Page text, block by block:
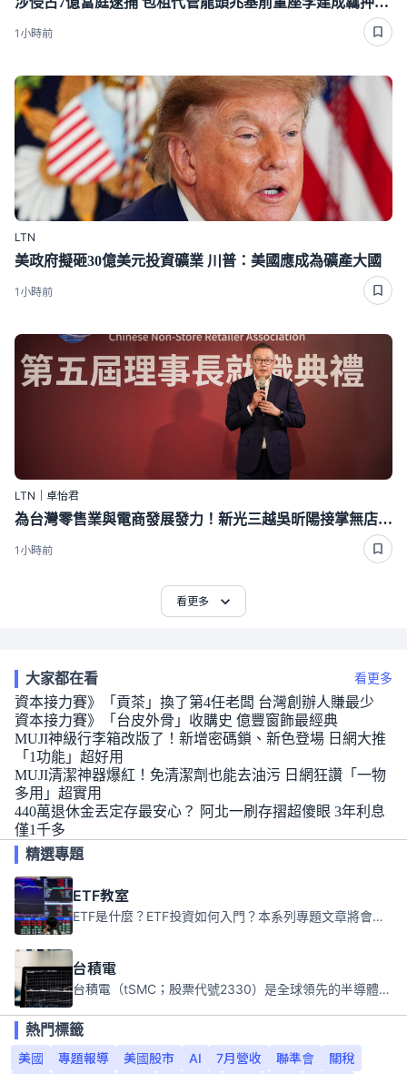
1小時前
LTN
美政府擬砸30億美元投資礦業 川普：美國應成為礦產大國
1小時前
LTN｜卓怡君
為台灣零售業與電商發展發力！新光三越吳昕陽接掌無店面公會第五屆理事長
1小時前
看更多
大家都在看 看更多
資本接力賽》「貢茶」換了第4任老闆 台灣創辦人賺最少
資本接力賽》「台皮外骨」收購史 億豐窗飾最經典
MUJI神級行李箱改版了！新增密碼鎖、新色登場 日網大推
「1功能」超好用
MUJI清潔神器爆紅！免清潔劑也能去油污 日網狂讚「一物
多用」超實用
440萬退休金丟定存最安心？ 阿北一刷存摺超傻眼 3年利息
僅1千多
精選專題
ETF教室
ETF是什麼？ETF投資如何入門？本系列專題文章將會告訴你新手必須知道的ETF基礎知識。
台積電
台積電（tSMC；股票代號2330）是全球領先的半導體代工公司，成立於1987年，總部位於台灣新竹。且已於美國、日本、德國及中國設廠，台積電是全球首家專業積體電路製造服務公司，也是全球最先進和最大規模的半導體代工廠。
熱門標籤
美國
專題報導 美國股市 AI 7月營收 聯準會 關稅